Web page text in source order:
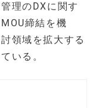
理のDXに関す
締結を機
領域を拡大する
いる。